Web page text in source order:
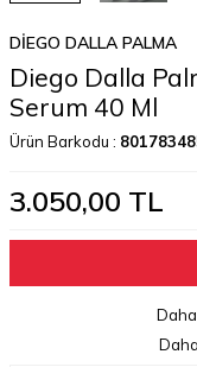
DIEGO DALLA PALMA
Diego Dalla
Serum 40 Ml
Ürün Barkodu :
3.050,00 TL